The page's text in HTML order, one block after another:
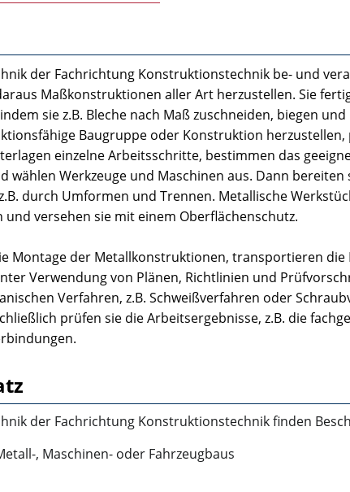
der Fachrichtung Konstruktionstechnik be- und
Maßkonstruktionen aller Art herzustellen. Sie
sie z.B. Bleche nach Maß zuschneiden, biegen
Baugruppe oder Konstruktion herzustellen,
einzelne Arbeitsschritte, bestimmen das
wählen Werkzeuge und Maschinen aus. Dann bereiten
durch Umformen und Trennen. Metallische
versehen sie mit einem Oberflächenschutz.
Montage der Metallkonstruktionen, transportieren die
Verwendung von Plänen, Richtlinien und
Verfahren, z.B. Schweißverfahren oder
prüfen sie die Arbeitsergebnisse, z.B. die
der Fachrichtung Konstruktionstechnik finden
, Maschinen- oder Fahrzeugbaus